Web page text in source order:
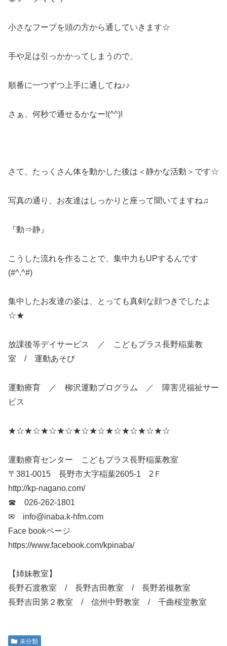
小さなフープを頭の方から通していきます☆
手や足は引っかかってしまうので、
順番に一つずつ上手に通してね♪♪
さぁ、何秒で通せるかなー!(^^)!
さて、たっくさん体を動かした後は＜静かな活動＞です☆
写真の通り、お友達はしっかりと座って聞いてますね♫
『動⇒静』
こうした流れを作ることで、集中力もUPするんです
(#^.^#)
集中したお友達の姿は、とっても真剣な顔つきでしたよ
☆★
放課後等デイサービス ／ こどもプラス長野稲葉教
室 / 運動あそび
運動療育 ／ 柳沢運動プログラム ／ 障害児福祉サー
ビス
★☆★☆★☆★☆★☆★☆★☆★☆★☆★☆
運動療育センター こどもプラス長野稲葉教室
〒381-0015 長野市大字稲葉2605-1 2Ｆ
http://kp-nagano.com/
☎ 026-262-1801
✉ info@inaba.k-hfm.com
Face bookページ
https://www.facebook.com/kpinaba/
【姉妹教室】
長野石渡教室 / 長野吉田教室 / 長野若槻教室
長野吉田第２教室 / 信州中野教室 / 千曲桜堂教室
未分類